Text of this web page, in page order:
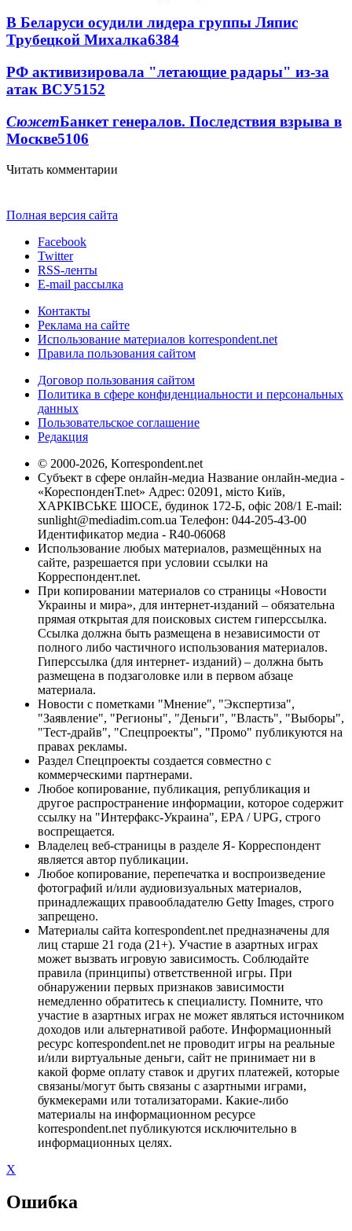
В Беларуси осудили лидера группы Ляпис
Трубецкой Михалка6384
РФ активизировала "летающие радары" из-за
атак ВСУ5152
СюжетБанкет генералов. Последствия взрыва в
Москве5106
Читать комментарии
Полная версия сайта
Facebook
Twitter
RSS-ленты
E-mail рассылка
Контакты
Реклама на сайте
Использование материалов korrespondent.net
Правила пользования сайтом
Договор пользования сайтом
Политика в сфере конфиденциальности и персональных
данных
Пользовательское соглашение
Редакция
© 2000-2026, Korrespondent.net
Субъект в сфере онлайн-медиа Название онлайн-медиа -
«КореспонденТ.net» Адрес: 02091, місто Київ,
ХАРКІВСЬКЕ ШОСЕ, будинок 172-Б, офіс 208/1 E-mail:
sunlight@mediadim.com.ua Телефон: 044-205-43-00
Идентификатор медиа - R40-06068
Использование любых материалов, размещённых на
сайте, разрешается при условии ссылки на
Корреспондент.net.
При копировании материалов со страницы «Новости
Украины и мира», для интернет-изданий – обязательна
прямая открытая для поисковых систем гиперссылка.
Ссылка должна быть размещена в независимости от
полного либо частичного использования материалов.
Гиперссылка (для интернет- изданий) – должна быть
размещена в подзаголовке или в первом абзаце
материала.
Новости с пометками "Мнение", "Экспертиза",
"Заявление", "Регионы", "Деньги", "Власть", "Выборы",
"Тест-драйв", "Спецпроекты", "Промо" публикуются на
правах рекламы.
Раздел Спецпроекты создается совместно с
коммерческими партнерами.
Любое копирование, публикация, републикация и
другое распространение информации, которое содержит
ссылку на "Интерфакс-Украина", EPA / UPG, строго
воспрещается.
Владелец веб-страницы в разделе Я- Корреспондент
является автор публикации.
Любое копирование, перепечатка и воспроизведение
фотографий и/или аудиовизуальных материалов,
принадлежащих правообладателю Getty Images, строго
запрещено.
Материалы сайта korrespondent.net предназначены для
лиц старше 21 года (21+). Участие в азартных играх
может вызвать игровую зависимость. Соблюдайте
правила (принципы) ответственной игры. При
обнаружении первых признаков зависимости
немедленно обратитесь к специалисту. Помните, что
участие в азартных играх не может являться источником
доходов или альтернативой работе. Информационный
ресурс korrespondent.net не проводит игры на реальные
и/или виртуальные деньги, сайт не принимает ни в
какой форме оплату ставок и других платежей, которые
связаны/могут быть связаны с азартными играми,
букмекерами или тотализаторами. Какие-либо
материалы на информационном ресурсе
korrespondent.net публикуются исключительно в
информационных целях.
X
Ошибка